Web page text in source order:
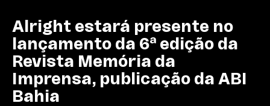
Alright estará presente no
lançamento da 6ª edição da
Revista Memória da
Imprensa, publicação da ABI
Bahia